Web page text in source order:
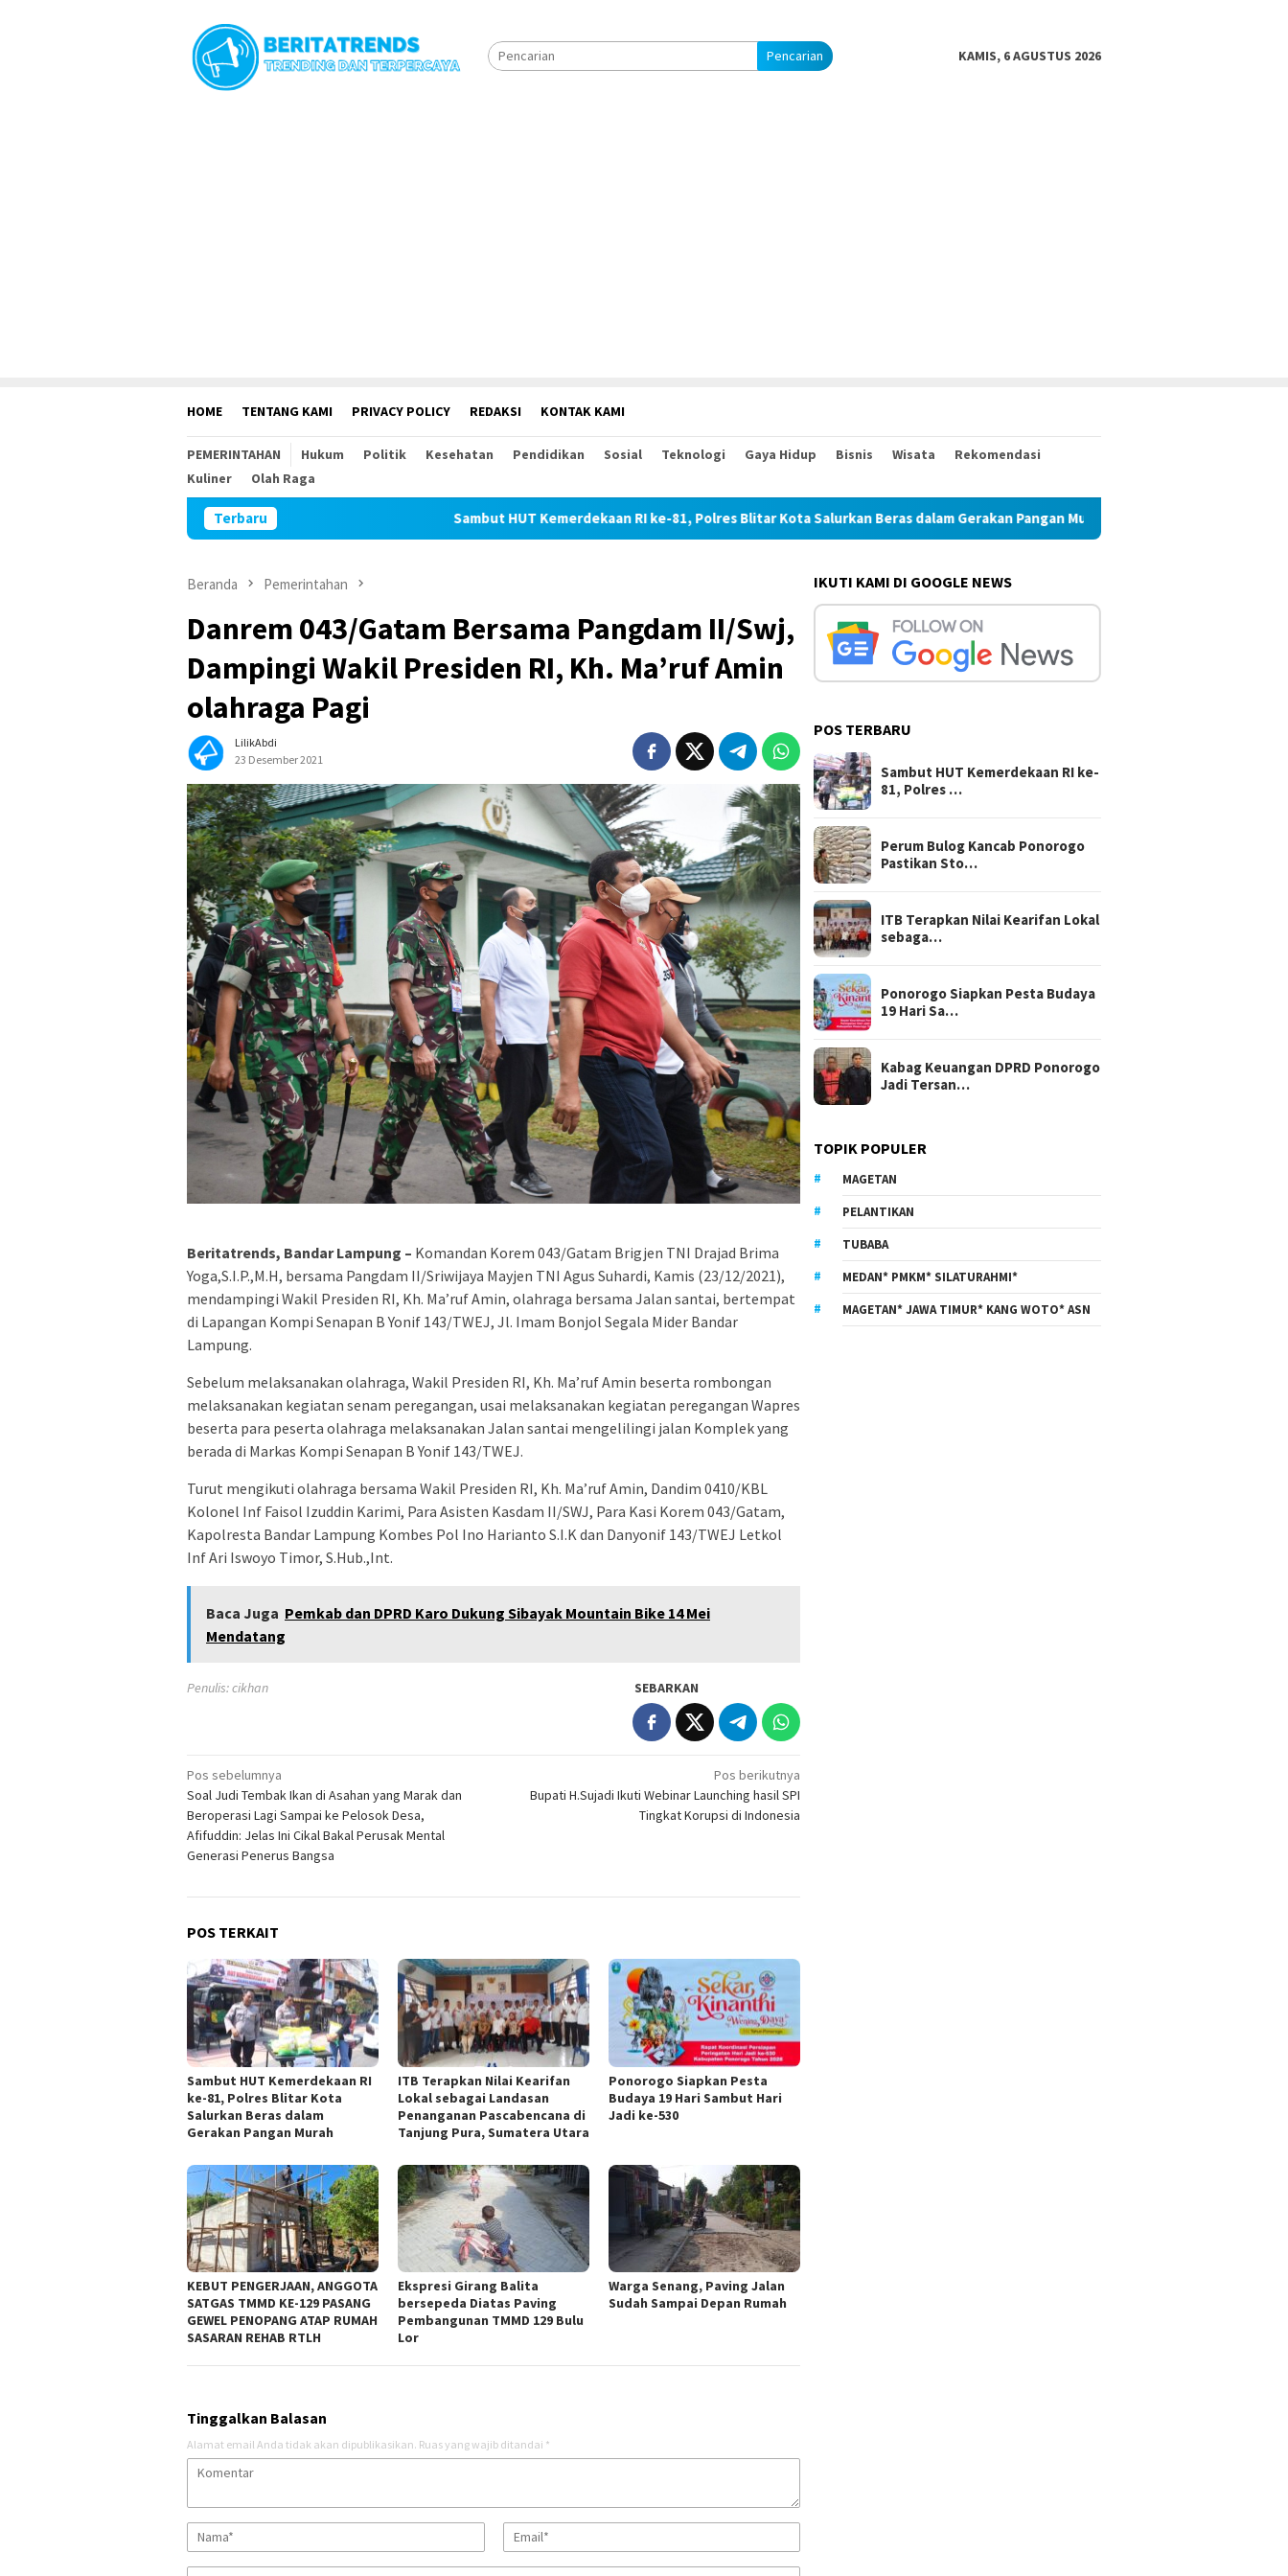
Pencarian KAMIS, 6 AGUSTUS 2026
HOME TENTANG KAMI PRIVACY POLICY REDAKSI KONTAK KAMI
PEMERINTAHAN Hukum Politik Kesehatan Pendidikan Sosial Teknologi Gaya Hidup Bisnis Wisata
Rekomendasi
Kuliner
Olah Raga
Terbaru Sambut HUT Kemerdekaan RI ke-81, Polres Blitar Kota Salurkan Beras dalam Gerakan Pangan Murah Perum Bulog Kancab Ponorogo
Beranda Pemerintahan
Danrem 043/Gatam Bersama Pangdam II/Swj,
Dampingi Wakil Presiden RI, Kh. Ma’ruf Amin
olahraga Pagi
LilikAbdi
23 Desember 2021
Beritatrends, Bandar Lampung – Komandan Korem 043/Gatam Brigjen TNI Drajad Brima
Yoga,S.I.P.,M.H, bersama Pangdam II/Sriwijaya Mayjen TNI Agus Suhardi, Kamis (23/12/2021),
mendampingi Wakil Presiden RI, Kh. Ma’ruf Amin, olahraga bersama Jalan santai, bertempat
di Lapangan Kompi Senapan B Yonif 143/TWEJ, Jl. Imam Bonjol Segala Mider Bandar
Lampung.
Sebelum melaksanakan olahraga, Wakil Presiden RI, Kh. Ma’ruf Amin beserta rombongan
melaksanakan kegiatan senam peregangan, usai melaksanakan kegiatan peregangan Wapres
beserta para peserta olahraga melaksanakan Jalan santai mengelilingi jalan Komplek yang
berada di Markas Kompi Senapan B Yonif 143/TWEJ.
Turut mengikuti olahraga bersama Wakil Presiden RI, Kh. Ma’ruf Amin, Dandim 0410/KBL
Kolonel Inf Faisol Izuddin Karimi, Para Asisten Kasdam II/SWJ, Para Kasi Korem 043/Gatam,
Kapolresta Bandar Lampung Kombes Pol Ino Harianto S.I.K dan Danyonif 143/TWEJ Letkol
Inf Ari Iswoyo Timor, S.Hub.,Int.
Baca Juga Pemkab dan DPRD Karo Dukung Sibayak Mountain Bike 14 Mei
Mendatang
Penulis: cikhan SEBARKAN
Navigasi
pos
Pos sebelumnya
Soal Judi Tembak Ikan di Asahan yang Marak dan
Beroperasi Lagi Sampai ke Pelosok Desa,
Afifuddin: Jelas Ini Cikal Bakal Perusak Mental
Generasi Penerus Bangsa
Pos berikutnya
Bupati H.Sujadi Ikuti Webinar Launching hasil SPI
Tingkat Korupsi di Indonesia
POS TERKAIT
Sambut HUT Kemerdekaan RI
ke-81, Polres Blitar Kota
Salurkan Beras dalam
Gerakan Pangan Murah
ITB Terapkan Nilai Kearifan
Lokal sebagai Landasan
Penanganan Pascabencana di
Tanjung Pura, Sumatera Utara
Ponorogo Siapkan Pesta
Budaya 19 Hari Sambut Hari
Jadi ke-530
KEBUT PENGERJAAN, ANGGOTA
SATGAS TMMD KE-129 PASANG
GEWEL PENOPANG ATAP RUMAH
SASARAN REHAB RTLH
Ekspresi Girang Balita
bersepeda Diatas Paving
Pembangunan TMMD 129 Bulu
Lor
Warga Senang, Paving Jalan
Sudah Sampai Depan Rumah
Tinggalkan Balasan
Alamat email Anda tidak akan dipublikasikan. Ruas yang wajib ditandai *
IKUTI KAMI DI GOOGLE NEWS
POS TERBARU
Sambut HUT Kemerdekaan RI ke-
81, Polres …
Perum Bulog Kancab Ponorogo
Pastikan Sto…
ITB Terapkan Nilai Kearifan Lokal
sebaga…
Ponorogo Siapkan Pesta Budaya
19 Hari Sa…
Kabag Keuangan DPRD Ponorogo
Jadi Tersan…
TOPIK POPULER
MAGETAN
PELANTIKAN
TUBABA
MEDAN* PMKM* SILATURAHMI*
MAGETAN* JAWA TIMUR* KANG WOTO* ASN